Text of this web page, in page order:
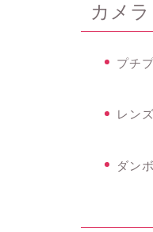
カメ
プチ
レン
ダン